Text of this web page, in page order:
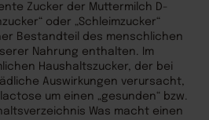
Zucker der Muttermilch D-
oder „Schleimzucker“
Bestandteil des menschlichen
Nahrung enthalten. Im
Haushaltszucker, der bei
Auswirkungen verursacht,
um einen „gesunden“ bzw.
Was macht einen